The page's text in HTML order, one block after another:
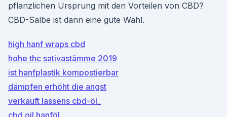
pflanzlichen Ursprung mit den Vorteilen von CBD?
CBD-Salbe ist dann eine gute Wahl.
high hanf wraps cbd
hohe thc sativastämme 2019
ist hanfplastik kompostierbar
dämpfen erhöht die angst
verkauft lassens cbd-öl_
cbd oil hanföl